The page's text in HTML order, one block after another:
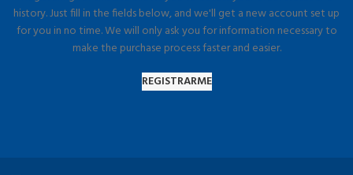
history. Just fill in the fields below, and we'll get a new account set up
for you in no time. We will only ask you for information necessary to
make the purchase process faster and easier.
REGISTRARME